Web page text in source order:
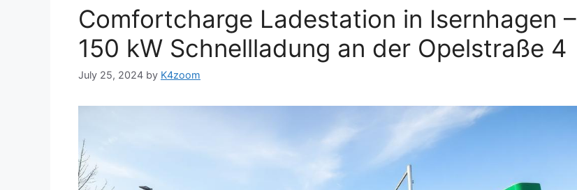
Comfortcharge Ladestation in Isernhagen –
150 kW Schnellladung an der Opelstraße 4
July 25, 2024 by K4zoom